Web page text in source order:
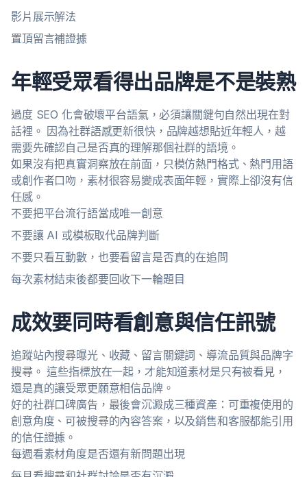
影片展示解法
置頂留言補證據
年輕受眾看得出品牌是不是裝熟
過度 SEO 化會破壞平台語氣，必須讓關鍵句自然出現在對
話裡。 因為社群語感更新很快，品牌越想貼近年輕人，越
需要先確認自己是否真的理解那個社群的語境。
如果沒有把真實洞察放在前面，只模仿熱門格式、熱門用語
或創作者口吻，素材很容易變成表面年輕，實際上卻沒有信
任感。
不要把平台流行語當成唯一創意
不要讓 AI 或模板取代品牌判斷
不要只看互動數，也要看留言是否真的在追問
每次素材結束後都要回收下一輪題目
成效要同時看創意與信任訊號
追蹤站內搜尋曝光、收藏、留言關鍵詞、導流品質與品牌字
搜尋。 這些指標放在一起，才能知道素材是只有被看見，
還是真的讓受眾更願意相信品牌。
好的社群口碑廣告，最後會沉澱成三種資產：可重複使用的
創意角度、可被搜尋的內容答案，以及銷售和客服都能引用
的信任證據。
每週看素材角度是否還有新問題出現